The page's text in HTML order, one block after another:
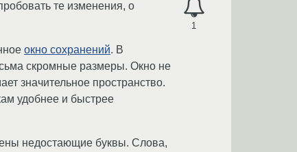
1
те изменения, о
окно сохранений. В
скромные размеры. Окно не
значительное пространство.
удобнее и быстрее
недостающие буквы. Слова,